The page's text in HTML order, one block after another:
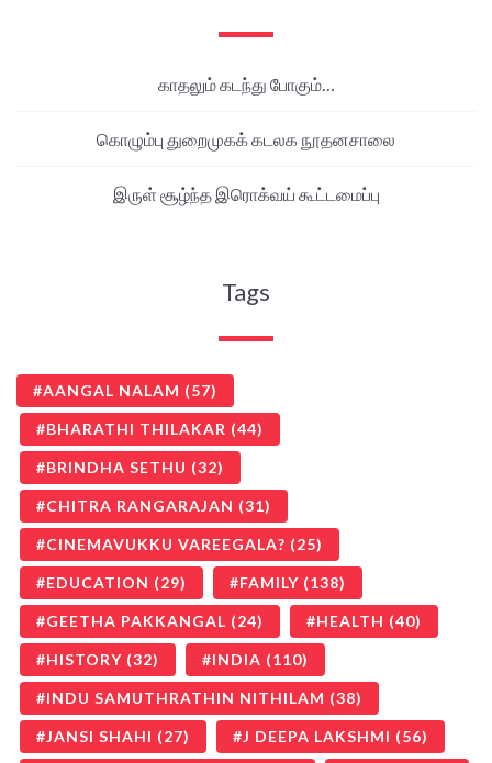
காதலும் கடந்து போகும்…
கொழும்பு துறைமுகக் கடலக நூதனசாலை
இருள் சூழ்ந்த இரொக்வய் கூட்டமைப்பு
Tags
AANGAL NALAM (57)
BHARATHI THILAKAR (44)
BRINDHA SETHU (32)
CHITRA RANGARAJAN (31)
CINEMAVUKKU VAREEGALA? (25)
EDUCATION (29) FAMILY (138)
GEETHA PAKKANGAL (24) HEALTH (40)
HISTORY (32) INDIA (110)
INDU SAMUTHRATHIN NITHILAM (38)
JANSI SHAHI (27) J DEEPA LAKSHMI (56)